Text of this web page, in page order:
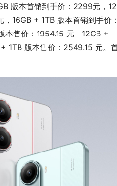
版本首销到手价：2299元，
16GB + 1TB 版本首销到手价：
售价：1954.15 元，12GB +
1TB 版本售价：2549.15 元。